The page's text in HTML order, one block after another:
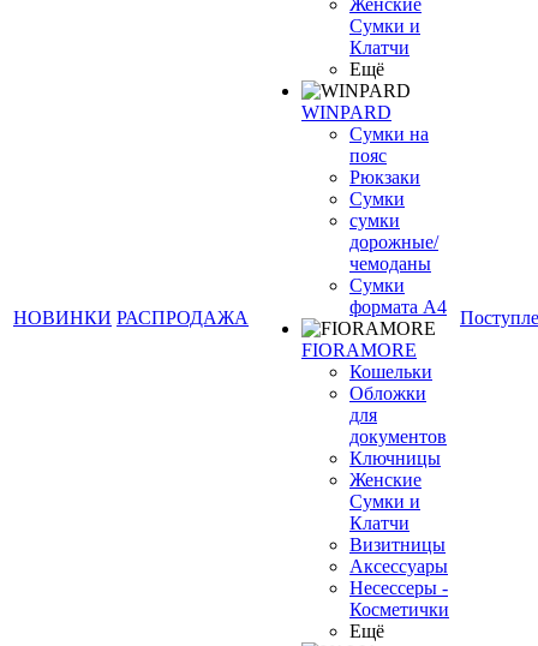
НОВИНКИ РАСПРОДАЖА
Женские
Сумки и
Клатчи
Ещё
WINPARD
Сумки на
пояс
Рюкзаки
Сумки
сумки
дорожные/
чемоданы
Сумки
формата А4
FIORAMORE
Кошельки
Обложки
для
документов
Ключницы
Женские
Сумки и
Клатчи
Визитницы
Аксессуары
Несессеры -
Косметички
Ещё